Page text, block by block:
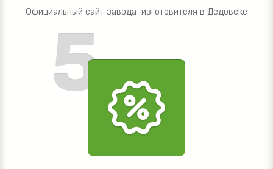
Официальный сайт завода-изготовителя в Дедовске